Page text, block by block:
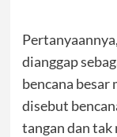
dianggap
bencana besar
disebut
tangan dan tak